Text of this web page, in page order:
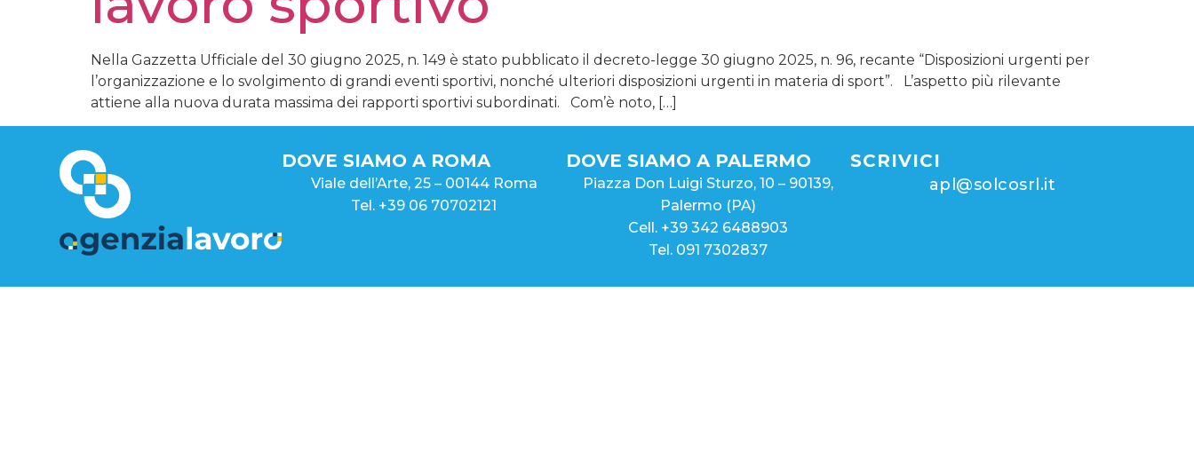
Nella Gazzetta Ufficiale del 30 giugno 2025, n. 149 è stato pubblicato il decreto-legge 30 giugno 2025, n. 96, recante “Disposizioni urgenti per
l’organizzazione e lo svolgimento di grandi eventi sportivi, nonché ulteriori disposizioni urgenti in materia di sport”. L’aspetto più rilevante
attiene alla nuova durata massima dei rapporti sportivi subordinati. Com’è noto, […]
DOVE SIAMO A ROMA
Viale dell’Arte, 25 – 00144 Roma
Tel. +39 06 70702121
DOVE SIAMO A PALERMO
Piazza Don Luigi Sturzo, 10 – 90139,
Palermo (PA)
Cell. +39 342 6488903
Tel. 091 7302837
SCRIVICI
apl@solcosrl.it